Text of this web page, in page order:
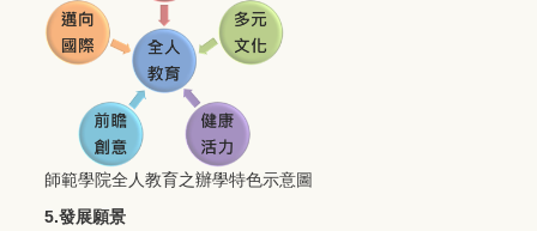
師範學院全人教育之辦學特色示意圖
5.發展願景